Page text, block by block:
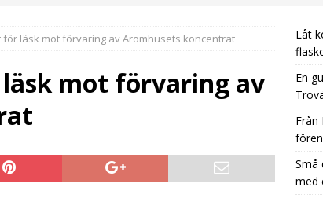
till Buffé – Aromhusets Stilldrink förenklar lunchen
kan stärka sin affärsmodell med en extra
per Glas Dramatiskt med Aromhusets Stilldrink
för läsk mot förvaring av Aromhusets koncentrat
mot förvaring av
Låt
En
Från
Små
med